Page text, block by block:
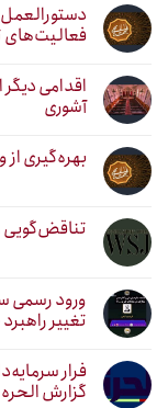
فعالیت‌های
اقدامی دیگر
آشوری
بهره‌گیری
تناقض‌گویی
ورود رسمی
تغییر
فرار
گزارش